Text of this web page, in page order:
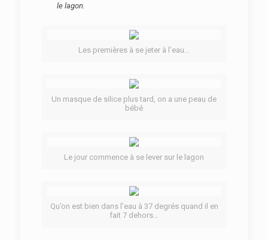
le lagon.
Les premières à se jeter à l’eau…
Un masque de silice plus tard, on a une peau de
bébé
Le jour commence à se lever sur le lagon
Qu’on est bien dans l’eau à 37 degrés quand il en
fait 7 dehors…